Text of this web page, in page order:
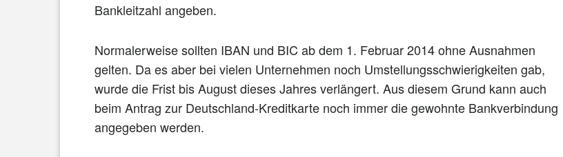
Bankleitzahl angeben.
Normalerweise sollten IBAN und BIC ab dem 1. Februar 2014 ohne Ausnahmen
gelten. Da es aber bei vielen Unternehmen noch Umstellungsschwierigkeiten gab,
wurde die Frist bis August dieses Jahres verlängert. Aus diesem Grund kann auch
beim Antrag zur Deutschland-Kreditkarte noch immer die gewohnte Bankverbindung
angegeben werden.